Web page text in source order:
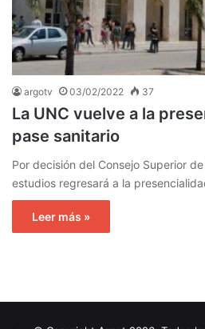
argotv 03/02/2022 37
La UNC vuelve a la
pase sanitario
Por decisión del Consejo Superior
estudios regresará a la
Leer más »